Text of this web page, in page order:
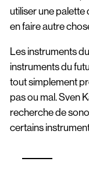
utiliser une
en faire autre
Les instruments
instruments du
tout simplement
pas ou mal. Sven
recherche de
certains